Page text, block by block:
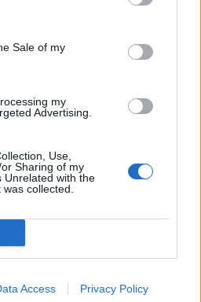
Sale of my
my
Advertising.
Use,
Sharing of my
Unrelated with the
collected.
Access Privacy Policy
Palmas)
6263